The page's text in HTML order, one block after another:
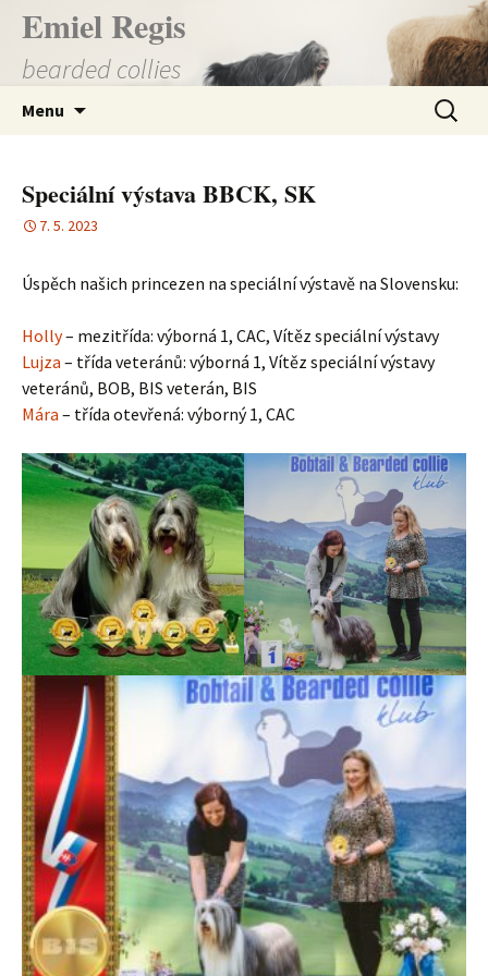
Přejít
obsahu
Emiel Regis
bearded collies
Menu
Speciální výstava BBCK, SK
7. 5. 2023
Úspěch našich princezen na speciální výstavě na Slovensku:
Holly– mezitřída: výborná 1, CAC, Vítěz speciální výstavy
Lujza – třída veteránů: výborná 1, Vítěz speciální výstavy
veteránů, BOB, BIS veterán, BIS
Mára – třída otevřená: výborný 1, CAC